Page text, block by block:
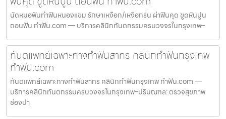
นัดหมอฟันทำฟันหนองแขม รักษาเหงือก/เหงือกร่น ผ่าฟันคุด ขูดหินปูน
ถอนฟัน ทำฟัน.com — บริการคลินิกทันตกรรมครบวงจรในกรุงเทพ–
ทันตแพทย์เฉพาะทางทำฟันสาทร คลินิกทำฟันกรุงเทพ
ทำฟัน.com
ทันตแพทย์เฉพาะทางทำฟันสาทร คลินิกทำฟันกรุงเทพ ทำฟัน.com —
บริการคลินิกทันตกรรมครบวงจรในกรุงเทพ–ปริมณฑล: ตรวจสุขภาพ
ช่องปา